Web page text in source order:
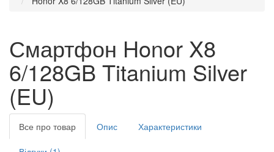
Смартфон Honor X8
6/128GB Titanium Silver
(EU)
Все про товар Опис Характеристики